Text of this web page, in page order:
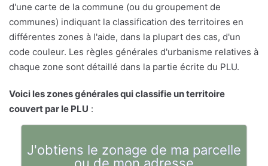
d'une carte de la commune (ou du groupement de
communes) indiquant la classification des territoires en
différentes zones à l'aide, dans la plupart des cas, d'un
code couleur. Les règles générales d'urbanisme relatives à
chaque zone sont détaillé dans la partie écrite du PLU.
Voici les zones générales qui classifie un territoire
couvert par le PLU :
J'obtiens le zonage de ma parcelle